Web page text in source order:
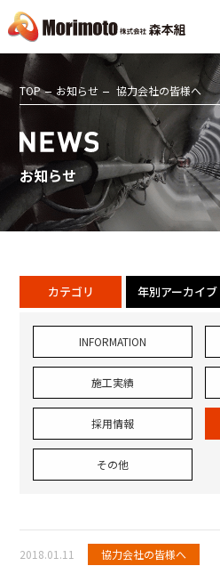
TOP お知らせ 協力会社の皆様へ
お知らせ
カテゴリ 年別アーカイブ
INFORMATION
施工実績
採用情報
その他
2018.01.11 協力会社の皆様へ